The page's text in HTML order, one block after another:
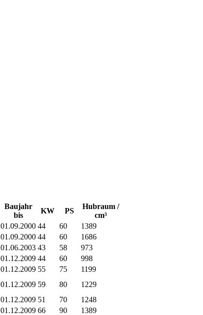
Baujahr
bis
KW PS
Hubraum /
cm³
01.09.2000 44 60
1389
01.09.2000 44 60
1686
01.06.2003 43 58
973
01.12.2009 44 60
998
01.12.2009 55 75
1199
01.12.2009 59 80
1229
01.12.2009 51 70
1248
01.12.2009 66 90
1389